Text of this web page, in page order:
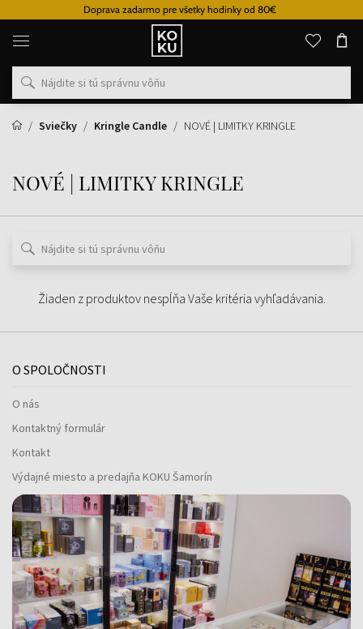
Doprava zadarmo pre všetky hodinky od 80€
Originálne
parfémy
hodinky
na
mieste
Sviečky
Kringle Candle NOVÉ | LIMITKY KRINGLE
NOVÉ | LIMITKY KRINGLE
Žiaden z produktov nespĺňa Vaše kritéria vyhľadávania.
O SPOLOČNOSTI
O nás
Kontaktný formulár
Kontakt
Výdajné miesto a predajňa KOKU Šamorín